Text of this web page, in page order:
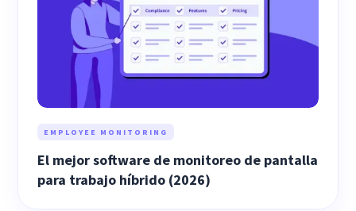
EMPLOYEE MONITORING
El mejor software de monitoreo de pantalla
para trabajo híbrido (2026)